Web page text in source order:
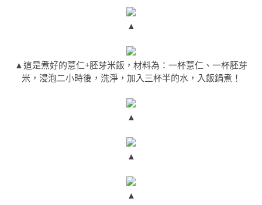
▲
▲這是煮好的薏仁+胚芽米飯，材料為：一杯薏仁、一杯胚芽
米，浸泡二小時後，洗淨，加入三杯半的水，入飯鍋煮！
▲
▲
▲